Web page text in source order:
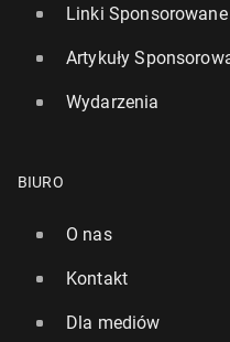
Linki Sponsorowane
Artykuły
Wydarzenia
BIURO
O nas
Kontakt
Dla mediów